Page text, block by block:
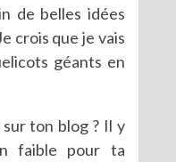
de belles idées
crois que je vais
géants en
ton blog ? Il y
faible pour ta